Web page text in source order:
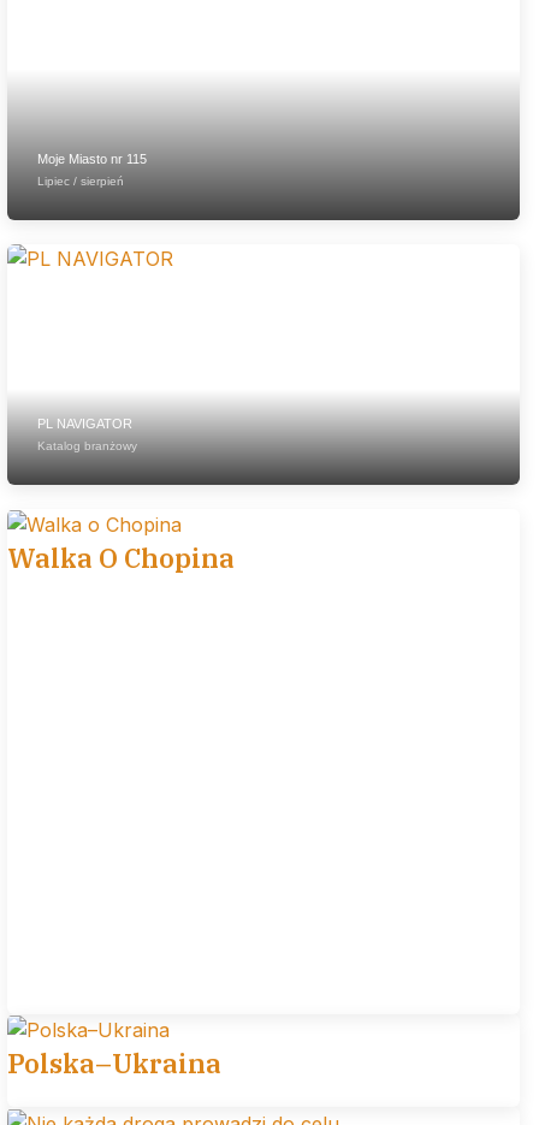
Moje Miasto nr 115
Lipiec / sierpień
PL NAVIGATOR
Katalog branżowy
Walka O Chopina
Polska–Ukraina